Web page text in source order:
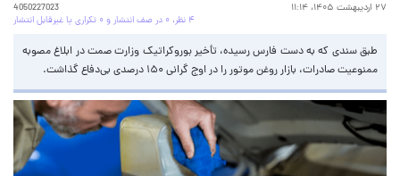
۲۷ اردیبهشت ۱۴۰۵، ۱۱:۱۴
4050227023
۴ نظر، ۰ در صف انتشار و ۰ تکراری یا غیرقابل انتشار
طبق سندی که به دست فارس رسیده، تأخیر بوروکراتیک وزارت صمت در ابلاغ مصوبه
ممنوعیت صادرات، بازار روغن موتور را در اوج گرانی ۱۵۰ درصدی بی‌دفاع گذاشت.